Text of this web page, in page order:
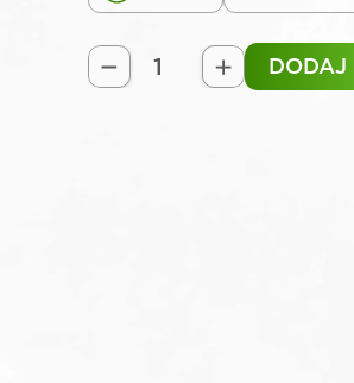
ilość
DODAJ